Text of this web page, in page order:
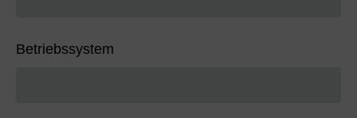
Betriebssystem